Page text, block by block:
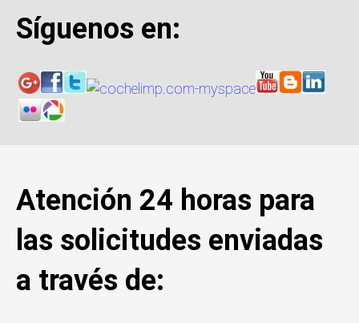
Síguenos en:
Atención 24 horas para
las solicitudes enviadas
a través de: